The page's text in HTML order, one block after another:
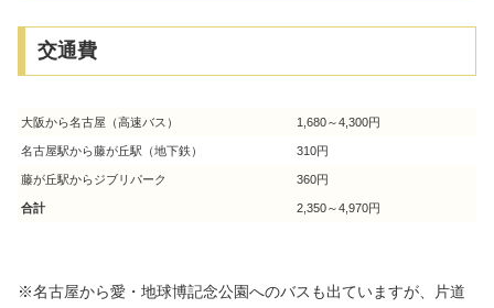
交通費
大阪から名古屋（高速バス） 1,680～4,300円
名古屋駅から藤が丘駅（地下鉄） 310円
藤が丘駅からジブリパーク 360円
合計 2,350～4,970円
※名古屋から愛・地球博記念公園へのバスも出ていますが、片道